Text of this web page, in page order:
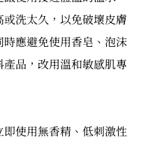
或洗太久，以免破壞皮膚
時應避免使用香皂、泡沫
產品，改用溫和敏感肌專
使用無香精、低刺激性